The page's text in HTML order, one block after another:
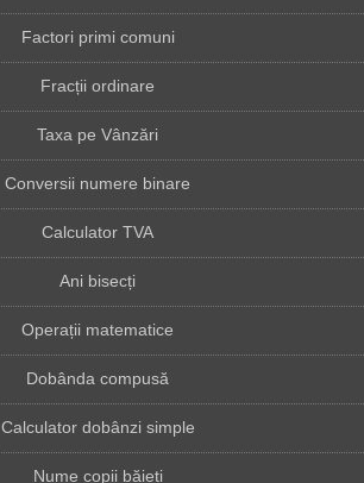
Factori primi comuni
Fracții ordinare
Taxa pe Vânzări
Conversii numere binare
Calculator TVA
Ani bisecți
Operații matematice
Dobânda compusă
Calculator dobânzi simple
Nume copii băieți